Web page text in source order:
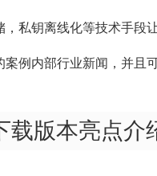
私钥离线化等技术手段
例内部行业新闻，并且
载版本亮点介